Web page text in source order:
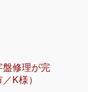
盤修理が完
K様）